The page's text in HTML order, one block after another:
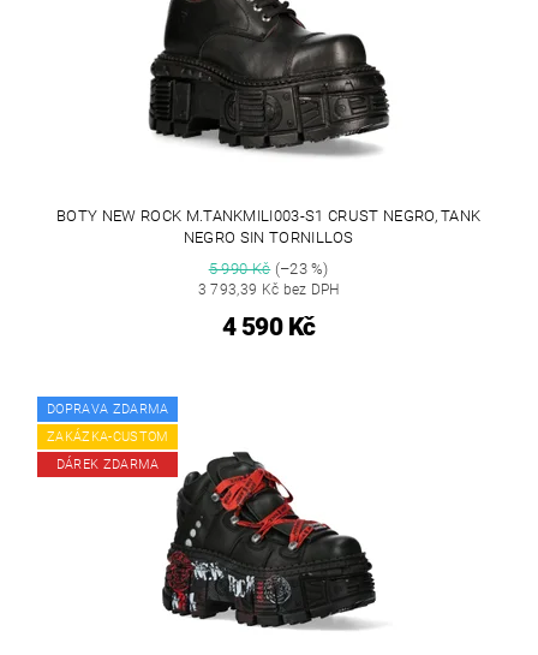
BOTY NEW ROCK M.TANKMILI003-S1 CRUST NEGRO, TANK
NEGRO SIN TORNILLOS
5 990 Kč(–23 %)
3 793,39 Kč bez DPH
4 590 Kč
DOPRAVA ZDARMA
ZAKÁZKA-CUSTOM
DÁREK ZDARMA